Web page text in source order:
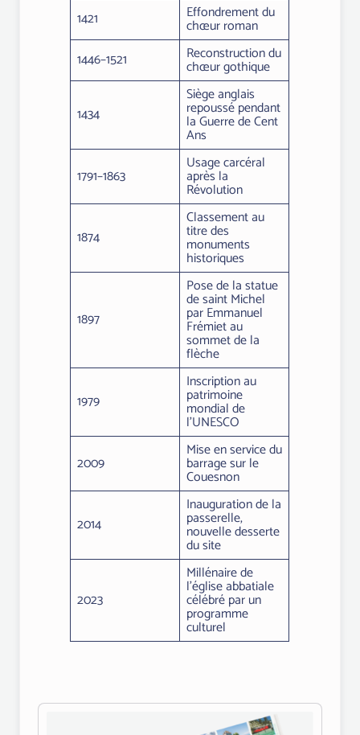
1421
Effondrement du
chœur roman
1446–1521
Reconstruction du
chœur gothique
1434
Siège anglais
repoussé pendant
la Guerre de Cent
Ans
1791–1863
Usage carcéral
après la
Révolution
1874
Classement au
titre des
monuments
historiques
1897
Pose de la statue
de saint Michel
par Emmanuel
Frémiet au
sommet de la
flèche
1979
Inscription au
patrimoine
mondial de
l’UNESCO
2009
Mise en service du
barrage sur le
Couesnon
2014
Inauguration de la
passerelle,
nouvelle desserte
du site
2023
Millénaire de
l’église abbatiale
célébré par un
programme
culturel